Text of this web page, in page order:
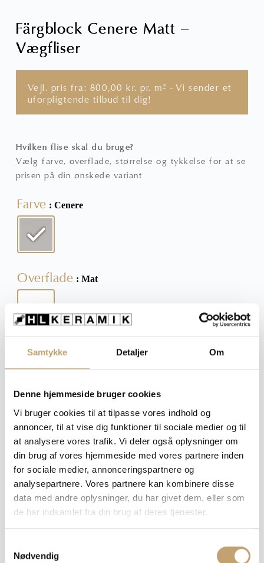
Samtykke Detaljer Om
Denne hjemmeside bruger cookies
Vi bruger cookies til at tilpasse vores indhold og
annoncer, til at vise dig funktioner til sociale medier og til
at analysere vores trafik. Vi deler også oplysninger om
din brug af vores hjemmeside med vores partnere inden
for sociale medier, annonceringspartnere og
analysepartnere. Vores partnere kan kombinere disse
data med andre oplysninger, du har givet dem, eller som
de har indsamlet fra din brug af deres tjenester.
Nødvendig
Färgblock Cenere Matt –
Vægfliser
Vejl. pris fra: 800,00kr. pr. m² - Vi sender et
uforpligtende tilbud til dig!
Hvilken flise skal du bruge?
Vælg farve, overflade, størrelse og tykkelse for at se
prisen på din ønskede variant
Farve : Cenere
Overflade : Mat
Størrelse
Tykkelse : 8 mm
8 mm
Ryd